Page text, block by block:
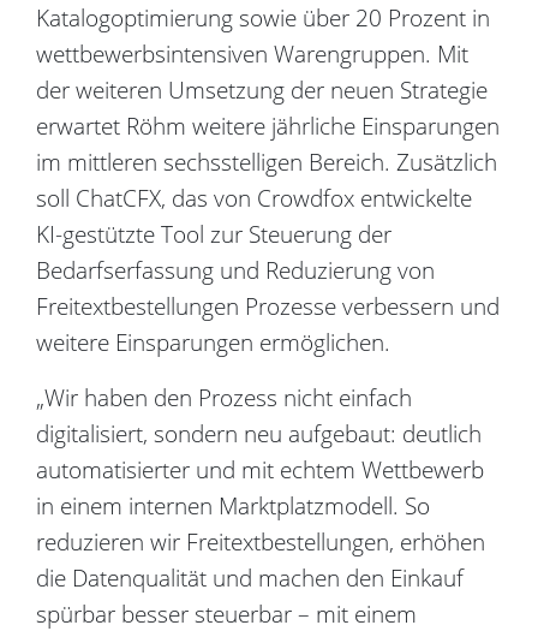
Katalogoptimierung sowie über 20 Prozent in
wettbewerbsintensiven Warengruppen. Mit
der weiteren Umsetzung der neuen Strategie
erwartet Röhm weitere jährliche Einsparungen
im mittleren sechsstelligen Bereich. Zusätzlich
soll ChatCFX, das von Crowdfox entwickelte
KI-gestützte Tool zur Steuerung der
Bedarfserfassung und Reduzierung von
Freitextbestellungen Prozesse verbessern und
weitere Einsparungen ermöglichen.
„Wir haben den Prozess nicht einfach
digitalisiert, sondern neu aufgebaut: deutlich
automatisierter und mit echtem Wettbewerb
in einem internen Marktplatzmodell. So
reduzieren wir Freitextbestellungen, erhöhen
die Datenqualität und machen den Einkauf
spürbar besser steuerbar – mit einem